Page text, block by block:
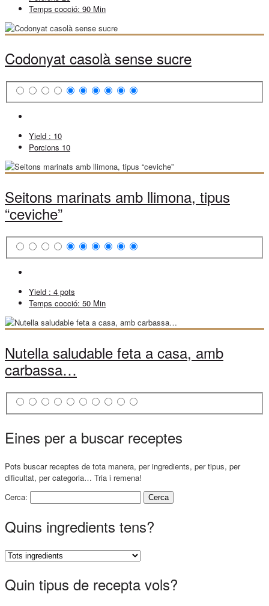
Temps cocció: 90 Min
Codonyat casolà sense sucre
Yield : 10
Porcions 10
Seitons marinats amb llimona, tipus
“ceviche”
Yield : 4 pots
Temps cocció: 50 Min
Nutella saludable feta a casa, amb
carbassa…
Eines per a buscar receptes
Pots buscar receptes de tota manera, per ingredients, per tipus, per
dificultat, per categoria… Tria i remena!
Cerca:
Quins ingredients tens?
Quin tipus de recepta vols?